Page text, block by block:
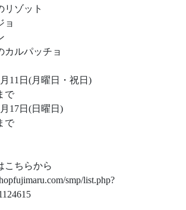
ゾット
ョ
ルパッチョ
11日(月曜日・祝日)
で
17日(日曜日)
で
こちらから
smp/list.php?